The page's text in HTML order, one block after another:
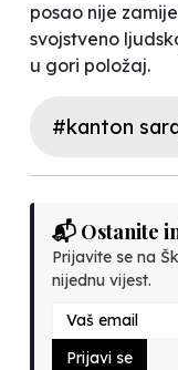
posao nije
svojstveno
u gori položaj.
#kanton
📬 Ostanite
Prijavite se na
nijednu vijest.
Prijavi se